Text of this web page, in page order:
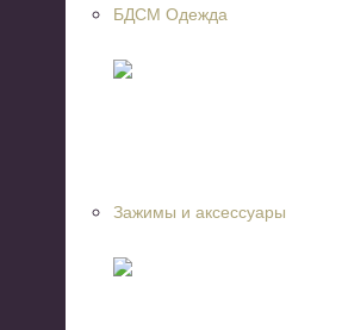
БДСМ Одежда
Зажимы и аксессуары